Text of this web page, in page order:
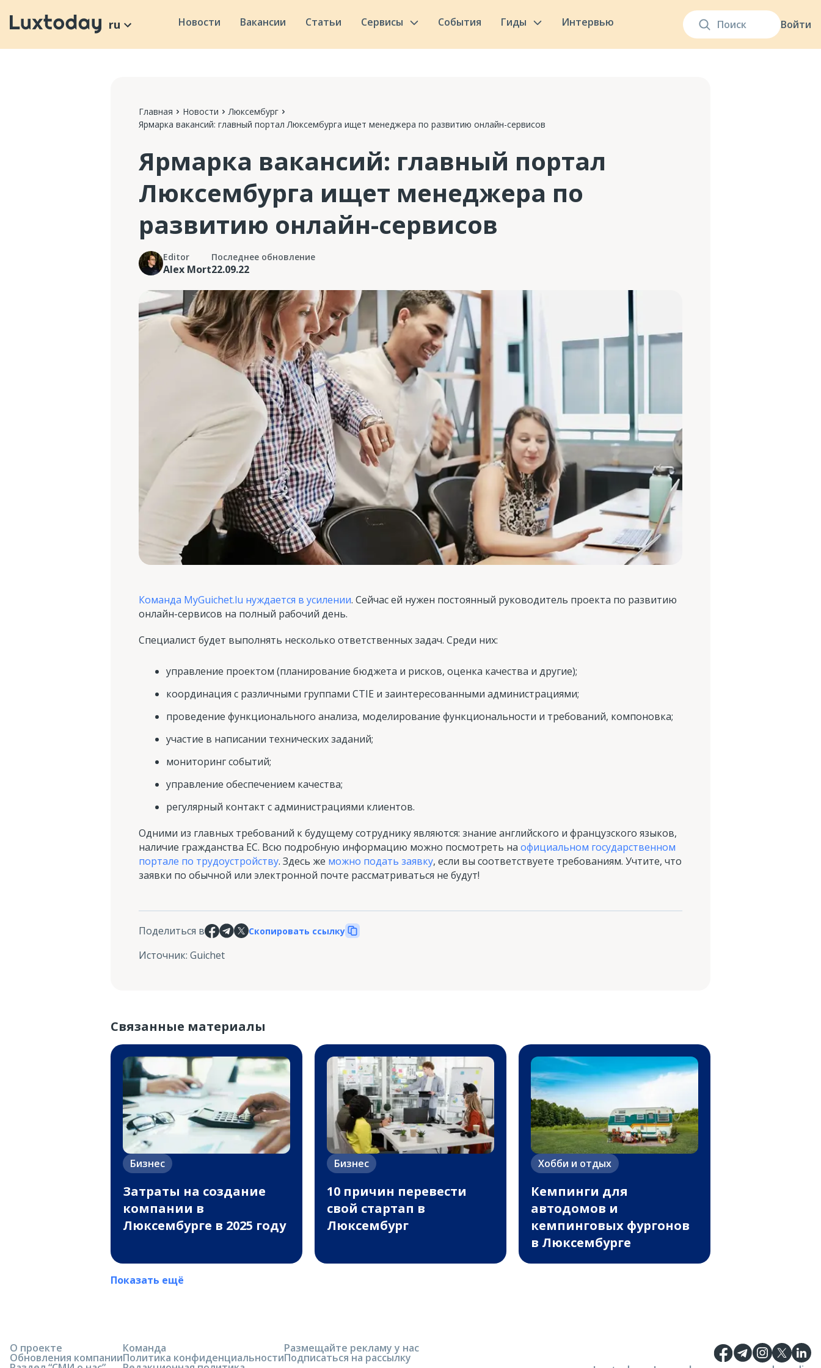
Войти
ru Новости Вакансии Статьи Сервисы События Гиды Интервью
Главная Новости
Люксембург
Ярмарка вакансий: главный портал Люксембурга ищет менеджера по развитию онлайн-сервисов
Ярмарка вакансий: главный портал
Люксембурга ищет менеджера по
развитию онлайн-сервисов
Editor
Alex Mort
Последнее обновление
22.09.22
Команда MyGuichet.lu нуждается в усилении. Сейчас ей нужен постоянный руководитель проекта по развитию
онлайн-сервисов на полный рабочий день.
Специалист будет выполнять несколько ответственных задач. Среди них:
управление проектом (планирование бюджета и рисков, оценка качества и другие);
координация с различными группами CTIE и заинтересованными администрациями;
проведение функционального анализа, моделирование функциональности и требований, компоновка;
участие в написании технических заданий;
мониторинг событий;
управление обеспечением качества;
регулярный контакт с администрациями клиентов.
Одними из главных требований к будущему сотруднику являются: знание английского и французского языков,
наличие гражданства ЕС. Всю подробную информацию можно посмотреть на официальном государственном
портале по трудоустройству. Здесь же можно подать заявку, если вы соответствуете требованиям. Учтите, что
заявки по обычной или электронной почте рассматриваться не будут!
Поделиться в Скопировать ссылку
Источник: Guichet
Связанные материалы
Бизнес
Затраты на создание
компании в
Люксембурге в 2025 году
Бизнес
10 причин перевести
свой стартап в
Люксембург
Хобби и отдых
Кемпинги для
автодомов и
кемпинговых фургонов
в Люксембурге
Показать ещё
О проекте
Обновления компании
Команда
Политика конфиденциальности
Размещайте рекламу у нас
Подписаться на рассылку